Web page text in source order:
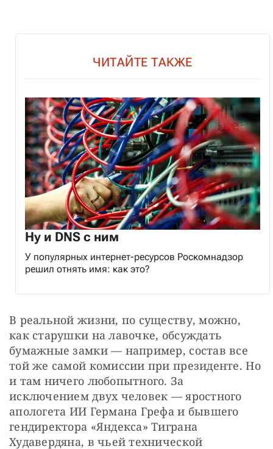
ЧИТАЙТЕ ТАКЖЕ
Ну и DNS c ним
У популярных интернет-ресурсов Роскомнадзор
решил отнять имя: как это?
В реальной жизни, по существу, можно,
как старушки на лавочке, обсуждать
бумажные замки — например, состав все
той же самой комиссии при президенте. Но
и там ничего любопытного. За
исключением двух человек — яростного
апологета ИИ Германа Грефа и бывшего
гендиректора «Яндекса» Тиграна
Худавердяна, в чьей технической